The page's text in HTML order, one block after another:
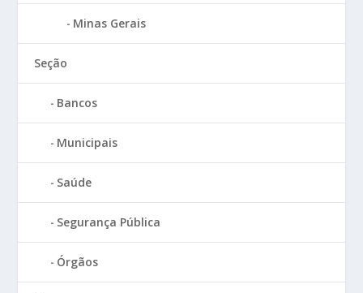
Minas Gerais
Seção
Bancos
Municipais
Saúde
Segurança Pública
Órgãos